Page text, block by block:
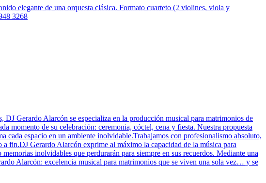
elegante de una orquesta clásica. Formato cuarteto (2 violines, viola y
3268
Gerardo Alarcón se especializa en la producción musical para matrimonios de
momento de su celebración: ceremonia, cóctel, cena y fiesta. Nuestra propuesta
espacio en un ambiente inolvidable.Trabajamos con profesionalismo absoluto,
fin.DJ Gerardo Alarcón exprime al máximo la capacidad de la música para
inolvidables que perdurarán para siempre en sus recuerdos. Mediante una
Alarcón: excelencia musical para matrimonios que se viven una sola vez… y se